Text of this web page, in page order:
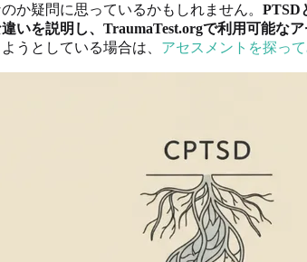
か疑問に思っているかもしれません。 PTSD
いを説明し、TraumaTest.orgで利用可能な
うとしている場合は、 アセスメントを探っ